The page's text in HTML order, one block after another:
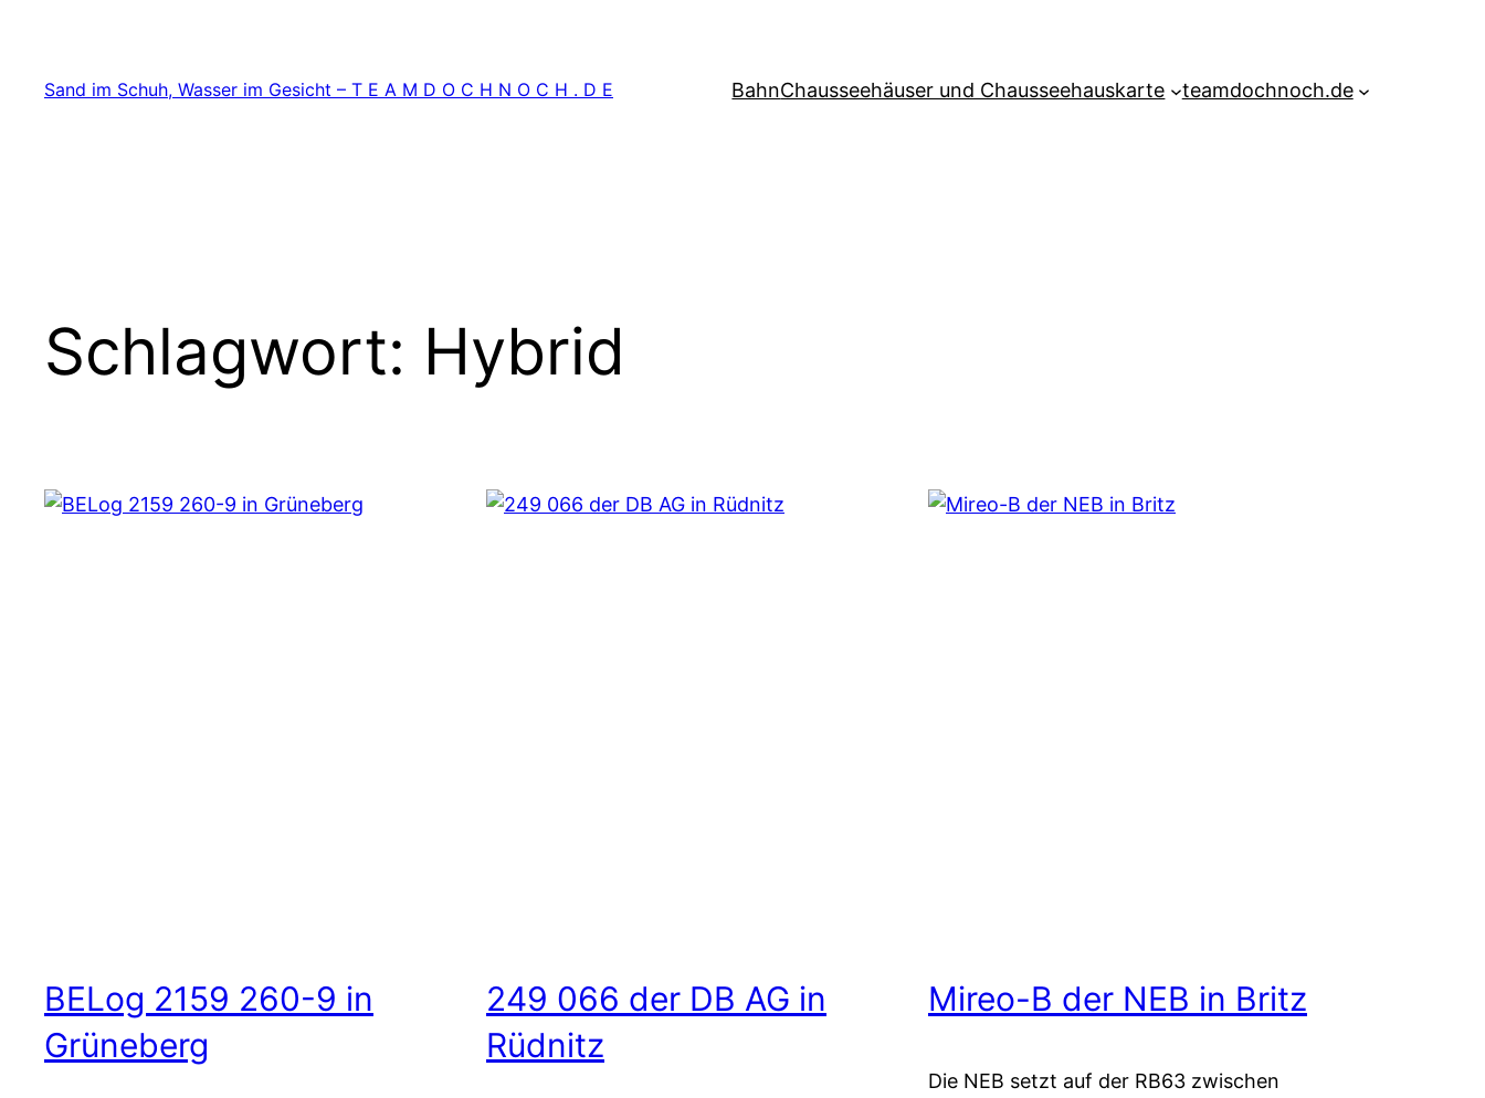
springen
Sand im Schuh, Wasser im Gesicht – T E A M D O C H N O C H . D E BahnChausseehäuser und Chausseehauskarte teamdochnoch.de
Schlagwort: Hybrid
BELog 2159 260-9 in
Grüneberg
249 066 der DB AG in
Rüdnitz
Mireo-B der NEB in Britz
Die NEB setzt auf der RB63 zwischen